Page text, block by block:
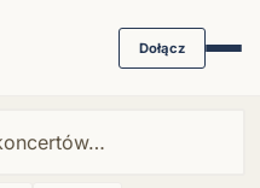
Dołącz